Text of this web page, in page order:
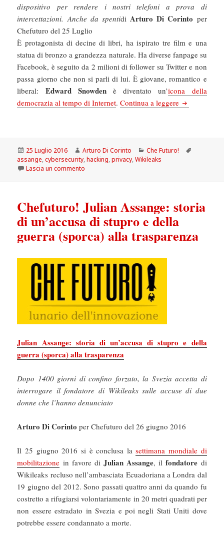
dispositivo per rendere i nostri telefoni a prova di
intercettazioni. Anche da spentidi Arturo Di Corinto per
Chefuturo del 25 Luglio
È protagonista di decine di libri, ha ispirato tre film e una
statua di bronzo a grandezza naturale. Ha diverse fanpage su
Facebook, è seguito da 2 milioni di follower su Twitter e non
passa giorno che non si parli di lui. È giovane, romantico e
liberal: Edward Snowdenè diventato un’icona della
democrazia al tempo di Internet.Continua a leggere Chefuturo!
Scritto
il
25 Luglio 2016 Autore
Arturo Di Corinto Categorie
Che Futuro!
assange,cybersecurity,hacking,privacy,Wikileaks
Lascia un commento
Chefuturo! Julian Assange: storia
di un’accusa di stupro e della
guerra (sporca) alla trasparenza
Julian Assange: storia di un’accusa di stupro e della
guerra (sporca) alla trasparenza
Dopo 1400 giorni di confino forzato, la Svezia accetta di
interrogare il fondatore di Wikileaks sulle accuse di due
donne che l’hanno denunciato
Arturo Di Corinto per Chefuturo del 26 giugno 2016
Il 25 giugno 2016 si è conclusa lasettimana mondiale di
mobilitazione in favore di Julian Assange, ilfondatore di
Wikileaks recluso nell’ambasciata Ecuadoriana a Londra dal
19 giugno del 2012. Sono passati quattro anni da quando fu
costretto a rifugiarsi volontariamente in 20 metri quadrati per
non essere estradato in Svezia e poi negli Stati Uniti dove
potrebbe essere condannato a morte.